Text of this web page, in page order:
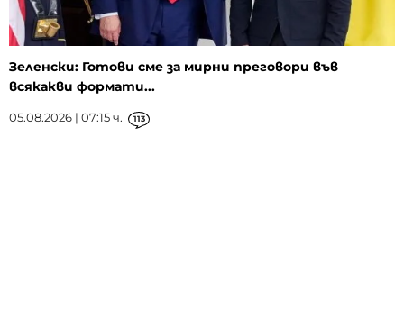
Зеленски: Готови сме за мирни преговори във
всякакви формати...
05.08.2026 | 07:15 ч. 113